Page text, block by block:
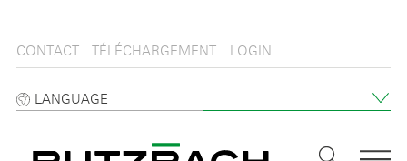
CONTACT TÉLÉCHARGEMENT LOGIN
LANGUAGE